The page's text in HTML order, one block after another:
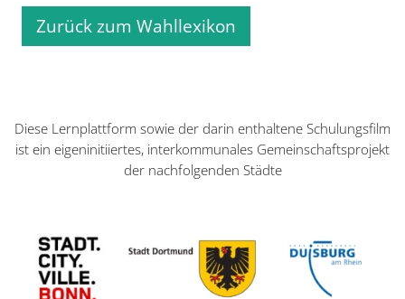
Zurück zum Wahllexikon
Diese Lernplattform sowie der darin enthaltene Schulungsfilm
ist ein eigeninitiiertes, interkommunales Gemeinschaftsprojekt
der nachfolgenden Städte